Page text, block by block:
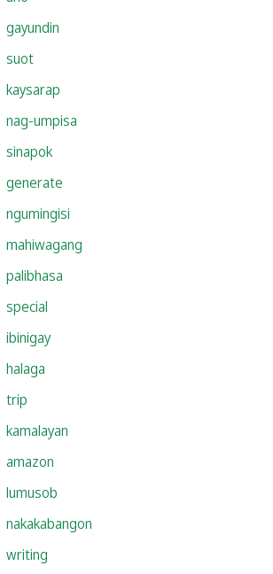
gayundin
suot
kaysarap
nag-umpisa
sinapok
generate
ngumingisi
mahiwagang
palibhasa
special
ibinigay
halaga
trip
kamalayan
amazon
lumusob
nakakabangon
writing